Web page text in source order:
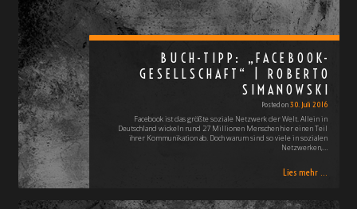
BUCH-TIPP: „FACEBOOK-
GESELLSCHAFT“ | ROBERTO
SIMANOWSKI
Posted on30. Juli 2016
Facebook ist das größte soziale Netzwerk der Welt. Allein in
Deutschland wickeln rund 27 Millionen Menschen hier einen Teil
ihrer Kommunikation ab. Doch warum sind so viele in sozialen
Netzwerken,…
Lies mehr ...